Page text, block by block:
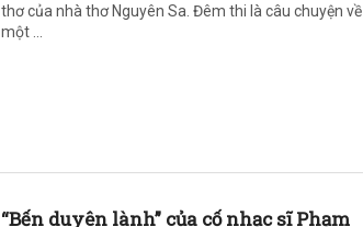
thơ của nhà thơ Nguyên Sa. Đêm thi là câu chuyện về
một ...
“Bến duyên lành” của cố nhạc sĩ Phạm